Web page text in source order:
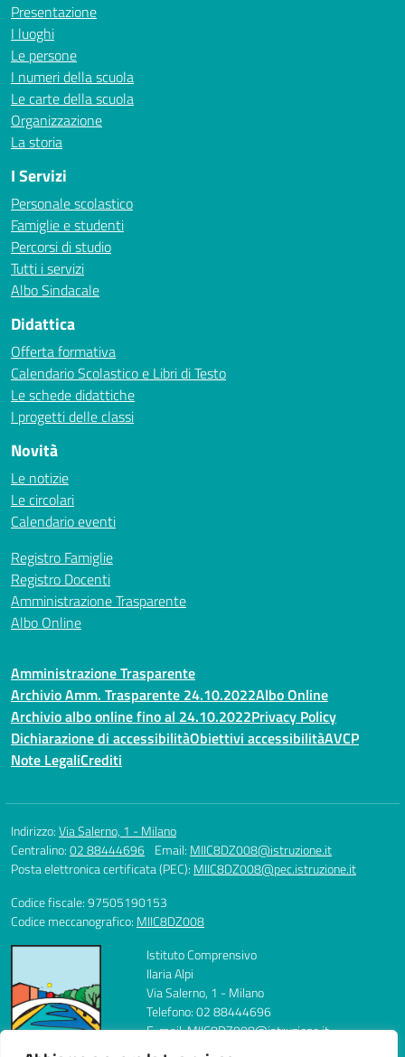
Presentazione
I luoghi
Le persone
I numeri della scuola
Le carte della scuola
Organizzazione
La storia
I Servizi
Personale scolastico
Famiglie e studenti
Percorsi di studio
Tutti i servizi
Albo Sindacale
Didattica
Offerta formativa
Calendario Scolastico e Libri di Testo
Le schede didattiche
I progetti delle classi
Novità
Le notizie
Le circolari
Calendario eventi
Registro Famiglie
Registro Docenti
Amministrazione Trasparente
Albo Online
Amministrazione Trasparente
Archivio Amm. Trasparente 24.10.2022Albo Online
Archivio albo online fino al 24.10.2022Privacy Policy
Dichiarazione di accessibilitàObiettivi accessibilitàAVCP
Note LegaliCrediti
Indirizzo:Via Salerno, 1 - Milano
Centralino:02 88444696 Email: MIIC8DZ008@istruzione.it
Posta elettronica certificata (PEC): MIIC8DZ008@pec.istruzione.it
Codice fiscale: 97505190153
Codice meccanografico: MIIC8DZ008
Istituto Comprensivo
Ilaria Alpi
Via Salerno, 1 - Milano
Telefono: 02 88444696
E-mail: MIIC8DZ008@istruzione.it
PEC: MIIC8DZ008@pec.istruzione.it